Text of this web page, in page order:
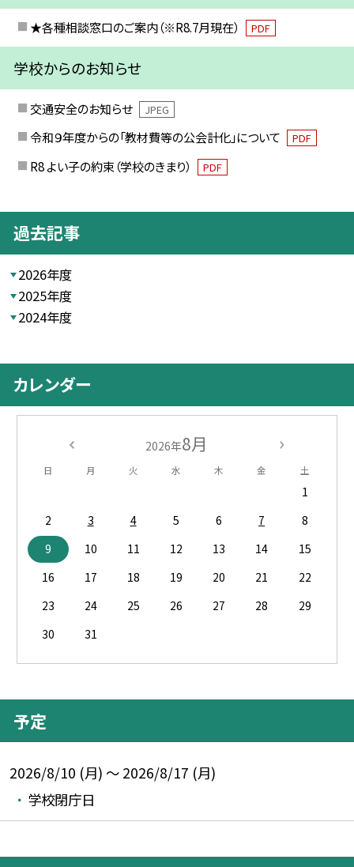
★各種相談窓口のご案内（※R8.7月現在） PDF
学校からのお知らせ
交通安全のお知らせ JPEG
令和９年度からの「教材費等の公会計化」について PDF
R8 よい子の約束（学校のきまり） PDF
過去記事
2026年度
2025年度
2024年度
カレンダー
2026年8月
日 月 火 水 木 金 土
1
2
3 4 5 6 7
8
9
10 11 12 13 14
15
16
17 18 19 20 21
22
23
24 25 26 27 28
29
30
31
予定
2026/8/10 (月) ～ 2026/8/17 (月)
学校閉庁日